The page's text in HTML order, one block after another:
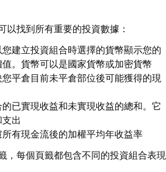
以找到所有重要的投資數據：
您建立投資組合時選擇的貨幣顯示您的
。貨幣可以是國家貨幣或加密貨幣
您平倉目前未平倉部位後可能獲得的現
的已實現收益和未實現收益的總和。它
出
所有現金流後的加權平均年收益率
，每個頁籤都包含不同的投資組合表現